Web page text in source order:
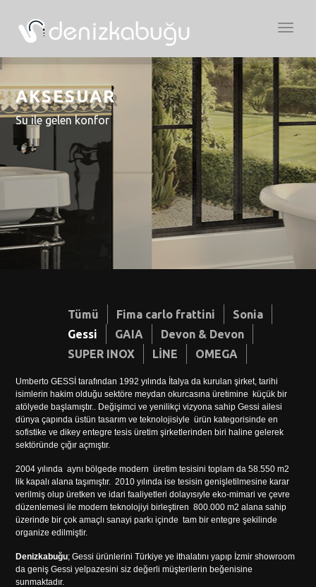
Açılır
AKSESUAR
Su ile gelen konfor
Tümü Fima carlo frattini
Sonia
Gessi
GAIA
Devon & Devon
SUPER INOX
LİNE OMEGA
Umberto GESSİ tarafından 1992 yılında İtalya da kurulan şirket, tarihi
isimlerin hakim olduğu sektöre meydan okurcasına üretimine küçük bir
atölyede başlamıştır.. Değişimci ve yenilikçi vizyona sahip Gessi ailesi
dünya çapında üstün tasarım ve teknolojisiyle ürün kategorisinde en
sofistike ve dikey entegre tesis üretim şirketlerinden biri haline gelerek
sektöründe çığır açmıştır.
2004 yılında aynı bölgede modern üretim tesisini toplam da 58.550 m2
lik kapalı alana taşımıştır. 2010 yılında ise tesisin genişletilmesine karar
verilmiş olup üretken ve idari faaliyetleri dolayısıyle eko-mimari ve çevre
düzenlemesi ile modern teknolojiyi birleştiren 800.000 m2 alana sahip
üzerinde bir çok amaçlı sanayi parkı içinde tam bir entegre şekilinde
organize edilmiştir.
Denizkabuğu; Gessi ürünlerini Türkiye ye ithalatını yapıp İzmir showroom
da geniş Gessi yelpazesini siz değerli müşterilerin beğenisine
sunmaktadır.